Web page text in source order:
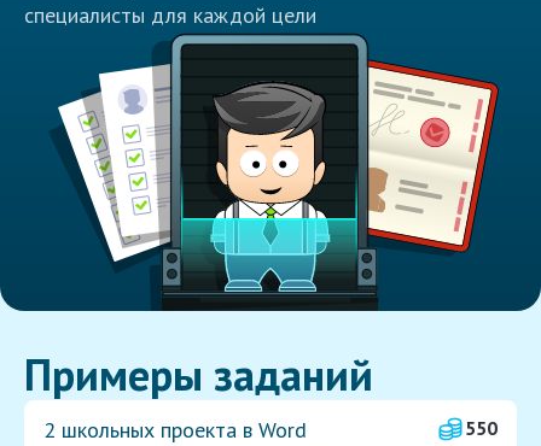
специалисты для каждой цели
Примеры заданий
2 школьных проекта в Word
550